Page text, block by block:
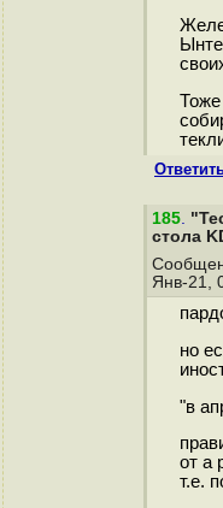
Тоже
185.
стола
Янв-21,
но
"в
от a
т.е.